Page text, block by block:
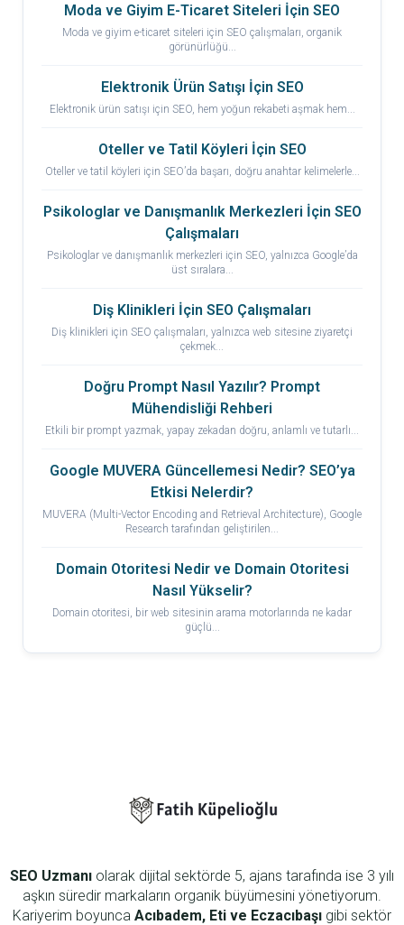
Moda ve Giyim E-Ticaret Siteleri İçin SEO
Moda ve giyim e-ticaret siteleri için SEO çalışmaları, organik
görünürlüğü...
Elektronik Ürün Satışı İçin SEO
Elektronik ürün satışı için SEO, hem yoğun rekabeti aşmak hem...
Oteller ve Tatil Köyleri İçin SEO
Oteller ve tatil köyleri için SEO’da başarı, doğru anahtar kelimelerle...
Psikologlar ve Danışmanlık Merkezleri İçin SEO
Çalışmaları
Psikologlar ve danışmanlık merkezleri için SEO, yalnızca Google’da
üst sıralara...
Diş Klinikleri İçin SEO Çalışmaları
Diş klinikleri için SEO çalışmaları, yalnızca web sitesine ziyaretçi
çekmek...
Doğru Prompt Nasıl Yazılır? Prompt
Mühendisliği Rehberi
Etkili bir prompt yazmak, yapay zekadan doğru, anlamlı ve tutarlı...
Google MUVERA Güncellemesi Nedir? SEO’ya
Etkisi Nelerdir?
MUVERA (Multi-Vector Encoding and Retrieval Architecture), Google
Research tarafından geliştirilen...
Domain Otoritesi Nedir ve Domain Otoritesi
Nasıl Yükselir?
Domain otoritesi, bir web sitesinin arama motorlarında ne kadar
güçlü...
SEO Uzmanı olarak dijital sektörde 5, ajans tarafında ise 3 yılı
aşkın süredir markaların organik büyümesini yönetiyorum.
Kariyerim boyunca Acıbadem, Eti ve Eczacıbaşı gibi sektör